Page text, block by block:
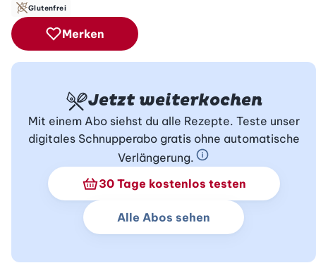
Glutenfrei
Merken
Jetzt weiterkochen
Mit einem Abo siehst du alle Rezepte. Teste unser
digitales Schnupperabo gratis ohne automatische
Verlängerung.
Schnupperabo Info
30 Tage kostenlos testen
Alle Abos sehen